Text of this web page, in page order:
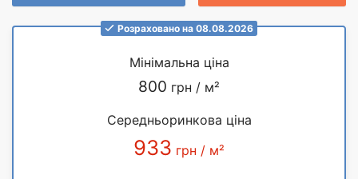
Розраховано на 08.08.2026
Мінімальна ціна
800 грн / м²
Середньоринкова ціна
933 грн / м²